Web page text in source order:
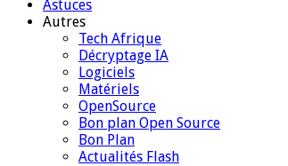
Astuces
Autres
Tech Afrique
Décryptage IA
Logiciels
Matériels
OpenSource
Bon plan Open Source
Bon Plan
Actualités Flash